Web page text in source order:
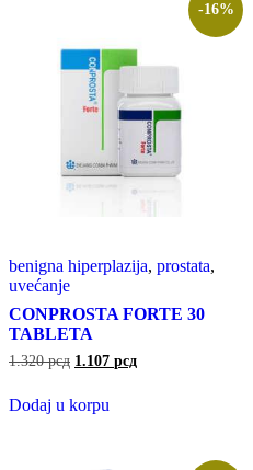
-16%
benigna hiperplazija, prostata,
uvećanje
CONPROSTA FORTE 30
TABLETA
1.320рсд 1.107 рсд
Dodaj u korpu